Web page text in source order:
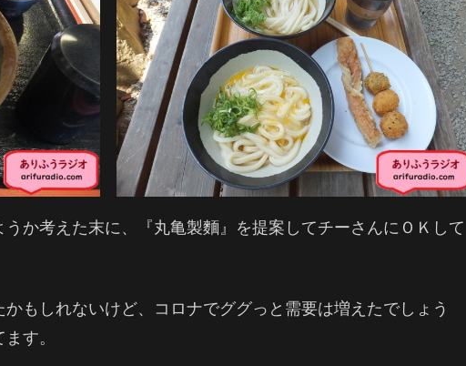
か考えた末に、『丸亀製麵』を提案してチーさんにＯＫして
もしれないけど、コロナでググっと需要は増えたでしょう
す。